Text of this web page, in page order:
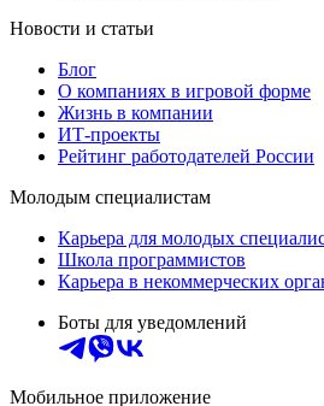
Новости и статьи
Блог
О компаниях в игровой форме
Жизнь в компании
ИТ-проекты
Рейтинг работодателей России
Молодым специалистам
Карьера для молодых
Школа программистов
Карьера в некоммерческих
Боты для уведомлений
Мобильное приложение